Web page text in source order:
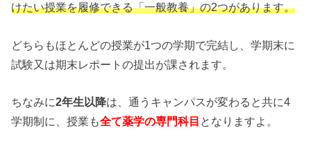
けたい授業を履修できる「一般教養」の2つがあります。
どちらもほとんどの授業が1つの学期で完結し、学期末に
試験又は期末レポートの提出が課されます。
ちなみに2年生以降は、通うキャンパスが変わると共に4
学期制に、授業も全て薬学の専門科目 となりますよ。